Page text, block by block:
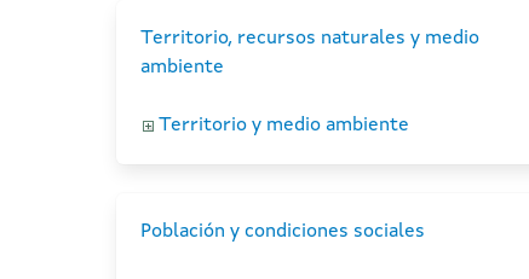
Territorio, recursos naturales y medio
ambiente
Territorio y medio ambiente
Población y condiciones sociales